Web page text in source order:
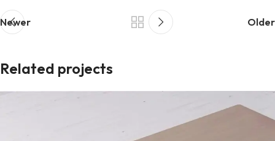
Newer Older
Related projects